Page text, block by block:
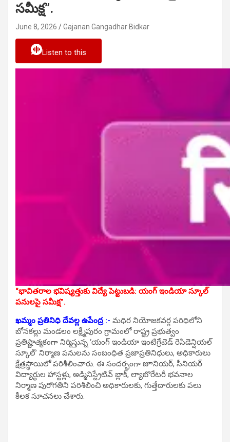
సమీక్ష”.
June 8, 2026 Gajanan Gangadhar Bidkar
Listen to this
“భావితరాల భవిష్యత్తుకు విద్యే పెట్టుబడి: యంగ్ ఇండియా స్కూల్
పనులపై సమీక్ష”.
ఖమ్మం ప్రతినిధి దేవల్ల ఉపేంద్ర :- మధిర నియోజకవర్గ పరిధిలోని
బోనకల్లు మండలం లక్ష్మీపురం గ్రామంలో రాష్ట్ర ప్రభుత్వం
ప్రతిష్టాత్మకంగా నిర్మిస్తున్న ‘యంగ్ ఇండియా ఇంటిగ్రేటెడ్ రెసిడెన్షియల్
స్కూల్’ నిర్మాణ పనులను సంబంధిత ప్రజాప్రతినిధులు, అధికారులు
క్షేత్రస్థాయిలో పరిశీలించారు. ఈ సందర్భంగా జూనియర్, సీనియర్
విద్యార్థుల హాస్టళ్లు, అడ్మినిస్ట్రేటివ్ బ్లాక్, ల్యాబొరేటరీ భవనాల
నిర్మాణ పురోగతిని పరిశీలించి అధికారులకు, గుత్తేదారులకు పలు
కీలక సూచనలు చేశారు.